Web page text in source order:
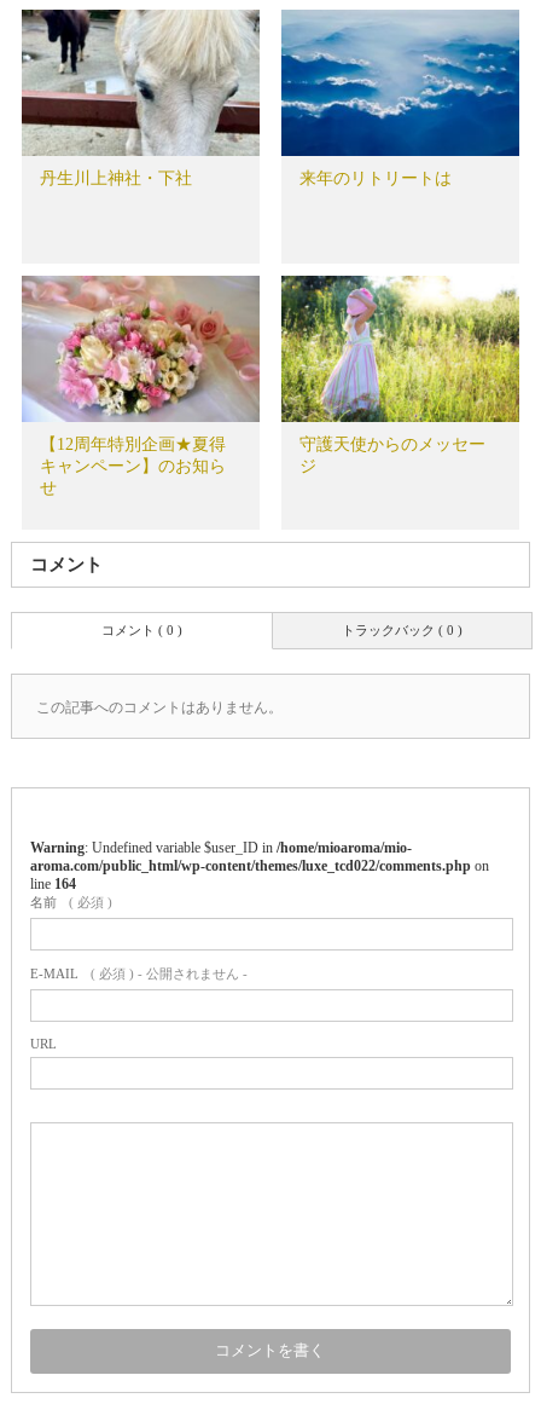
丹生川上神社・下社 来年のリトリートは
【12周年特別企画★夏得
キャンペーン】のお知ら
せ
守護天使からのメッセー
ジ
コメント
トラックバック ( 0 )
コメント ( 0 )
この記事へのコメントはありません。
Warning : Undefined variable $user_ID in /home/mioaroma/mio-
aroma.com/public_html/wp-content/themes/luxe_tcd022/comments.phpon
line 164
名前 ( 必須 )
E-MAIL ( 必須 ) - 公開されません -
URL